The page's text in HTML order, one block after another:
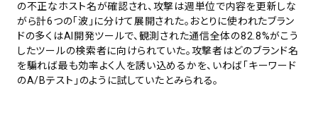
の不正なホスト名が確認され、攻撃は週単位で内容を更新しな
がら計6つの「波」に分けて展開された。おとりに使われたブラン
ドの多くはAI開発ツールで、観測された通信全体の82.8%がこう
したツールの検索者に向けられていた。攻撃者はどのブランド名
を騙れば最も効率よく人を誘い込めるかを、いわば「キーワード
のA/Bテスト」のように試していたとみられる。